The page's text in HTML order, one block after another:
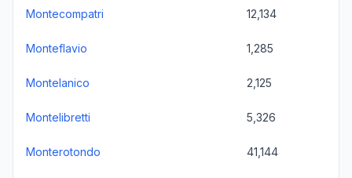
Montecompatri 12,134
Monteflavio 1,285
Montelanico 2,125
Montelibretti 5,326
Monterotondo 41,144